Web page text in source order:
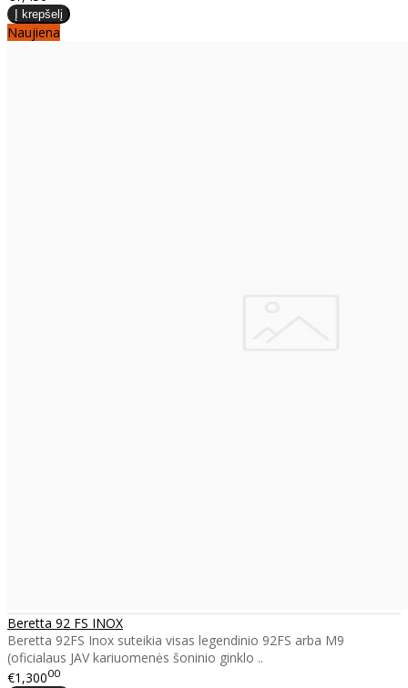
Naujiena
Beretta 92 FS INOX
Beretta 92FS Inox suteikia visas legendinio 92FS arba M9
(oficialaus JAV kariuomenės šoninio ginklo ..
€1,30000